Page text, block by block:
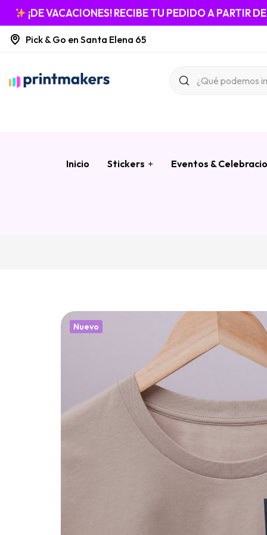
¡DE VACACIONES! RECIBE TU PEDIDO A PARTIR
Pick & Go en Santa Elena 65
Inicio Stickers Eventos &
Nuevo